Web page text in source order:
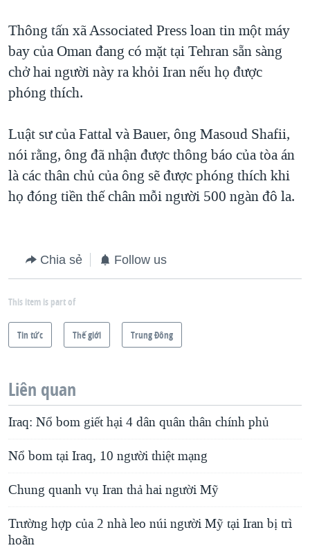
Thông tấn xã Associated Press loan tin một máy
bay của Oman đang có mặt tại Tehran sẵn sàng
chở hai người này ra khỏi Iran nếu họ được
phóng thích.
Luật sư của Fattal và Bauer, ông Masoud Shafii,
nói rằng, ông đã nhận được thông báo của tòa án
là các thân chủ của ông sẽ được phóng thích khi
họ đóng tiền thế chân mỗi người 500 ngàn đô la.
Chia sẻ Follow us
This item is part of
Tin tức Thế giới Trung Ðông
Liên quan
Iraq: Nổ bom giết hại 4 dân quân thân chính phủ
Nổ bom tại Iraq, 10 người thiệt mạng
Chung quanh vụ Iran thả hai người Mỹ
Trường hợp của 2 nhà leo núi người Mỹ tại Iran bị trì
hoãn